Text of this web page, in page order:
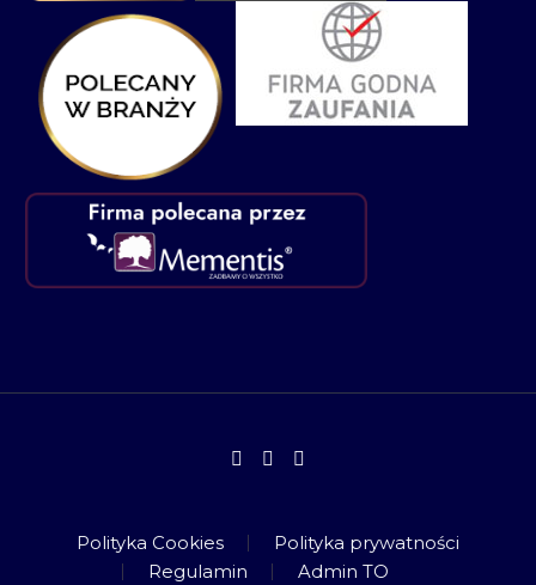
Polityka Cookies
Polityka prywatności
Regulamin
Admin TO